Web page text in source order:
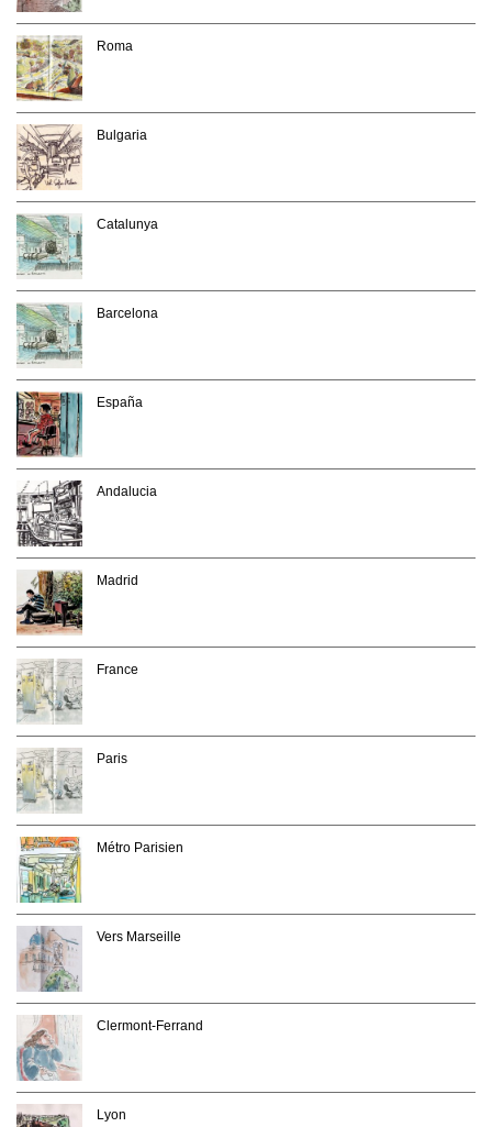
Roma
Bulgaria
Catalunya
Barcelona
España
Andalucia
Madrid
France
Paris
Métro Parisien
Vers Marseille
Clermont-Ferrand
Lyon